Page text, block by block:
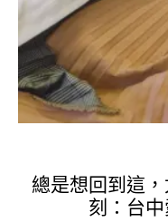
總是想回到這
刻：台